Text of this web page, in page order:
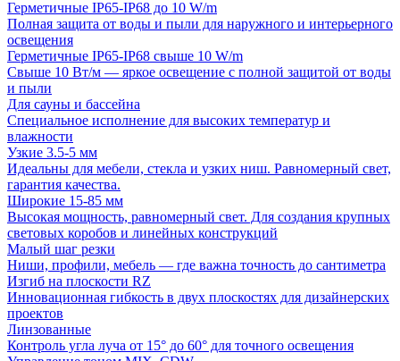
Герметичные IP65-IP68 до 10 W/m
Полная защита от воды и пыли для наружного и интерьерного
освещения
Герметичные IP65-IP68 свыше 10 W/m
Свыше 10 Вт/м — яркое освещение с полной защитой от воды
и пыли
Для сауны и бассейна
Специальное исполнение для высоких температур и
влажности
Узкие 3.5-5 мм
Идеальны для мебели, стекла и узких ниш. Равномерный свет,
гарантия качества.
Широкие 15-85 мм
Высокая мощность, равномерный свет. Для создания крупных
световых коробов и линейных конструкций
Малый шаг резки
Ниши, профили, мебель — где важна точность до сантиметра
Изгиб на плоскости RZ
Инновационная гибкость в двух плоскостях для дизайнерских
проектов
Линзованные
Контроль угла луча от 15° до 60° для точного освещения